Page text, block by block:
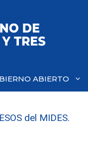
ABIERTO
del MIDES.